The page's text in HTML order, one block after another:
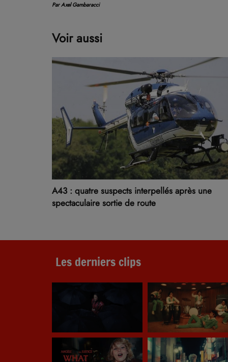
Par Axel Gambaracci
Voir aussi
A43 : quatre suspects interpellés après une
spectaculaire sortie de route
Les derniers clips